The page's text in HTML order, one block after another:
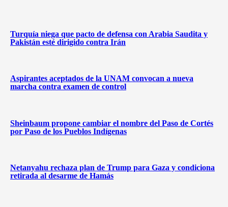
Turquía niega que pacto de defensa con Arabia Saudita y
Pakistán esté dirigido contra Irán
Aspirantes aceptados de la UNAM convocan a nueva
marcha contra examen de control
Sheinbaum propone cambiar el nombre del Paso de Cortés
por Paso de los Pueblos Indígenas
Netanyahu rechaza plan de Trump para Gaza y condiciona
retirada al desarme de Hamás